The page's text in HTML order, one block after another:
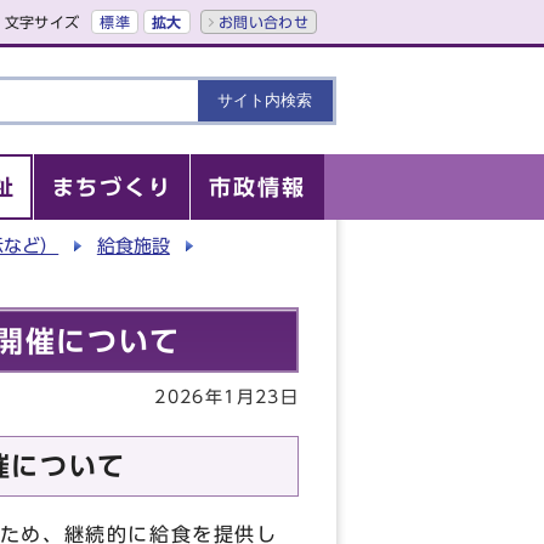
文字サイズ 標準 拡大 お問い合わせ
まちづくり 市政情報
ど） 給食施設
催について
2026年1月23日
ついて
め、継続的に給食を提供し